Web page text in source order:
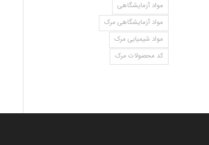
مواد آزمایشگاهی
مواد آزمایشگاهی مرک
مواد شیمیایی مرک
کد محصولات مرک